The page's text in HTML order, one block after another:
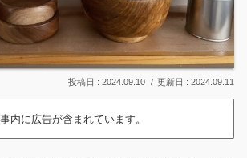
2024.09.10 2024.09.11
内に広告が含まれています。